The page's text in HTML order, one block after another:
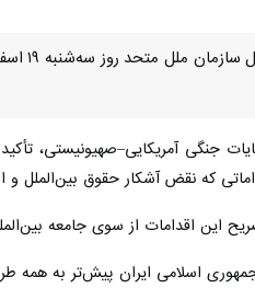
تهران-
جنگی آمریکایی–صهیونیستی،
که نقض آشکار حقوق
این اقدامات از سوی جامعه
اسلامی ایران پیش‌تر به همه